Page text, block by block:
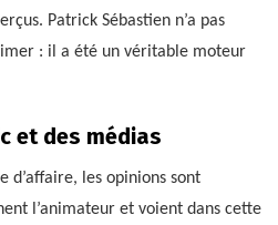
Patrick Sébastien n’a pas
: il a été un véritable moteur
et des médias
d’affaire, les opinions sont
l’animateur et voient dans cette